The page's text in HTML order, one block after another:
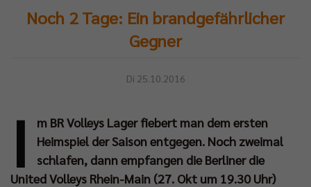
Noch 2 Tage: Ein brandgefährlicher
Gegner
Di 25.10.2016
I
m BR Volleys Lager fiebert man dem ersten
Heimspiel der Saison entgegen. Noch zweimal
schlafen, dann empfangen die Berliner die
United Volleys Rhein-Main (27. Okt um 19.30 Uhr)